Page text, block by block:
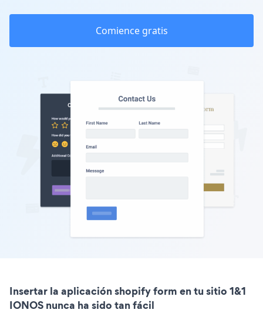
Comience gratis
Insertar la aplicación shopify form en tu sitio 1&1
IONOS nunca ha sido tan fácil